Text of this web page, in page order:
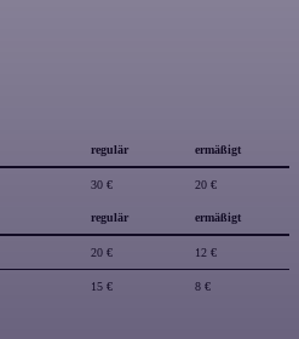
regulär ermäßigt
30 € 20 €
regulär ermäßigt
20 € 12 €
15 € 8 €